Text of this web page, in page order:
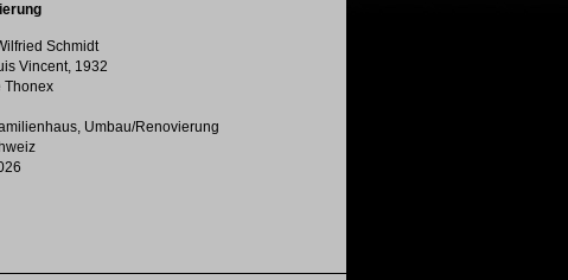
Schmidt
Vincent, 1932
Thonex
Umbau/Renovierung